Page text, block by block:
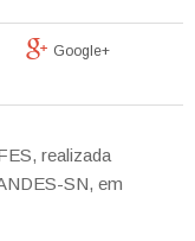
Google+
realizada
SN, em